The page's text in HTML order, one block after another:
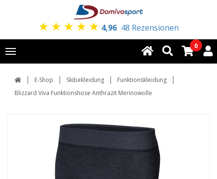
★ ★ ★ ★ ★ 4,96 48 Rezensionen
Toggle
navigation
0
E-Shop Skibekleidung
Funktionskleidung
Blizzard Viva Funktionshose Anthrazit Merinowolle